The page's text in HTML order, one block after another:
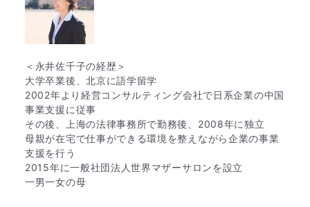
＜永井佐千子の経歴＞
大学卒業後、北京に語学留学
2002年より経営コンサルティング会社で日系企業の中国
事業支援に従事
その後、上海の法律事務所で勤務後、2008年に独立
母親が在宅で仕事ができる環境を整えながら企業の事業
支援を行う
2015年に一般社団法人世界マザーサロンを設立
一男一女の母